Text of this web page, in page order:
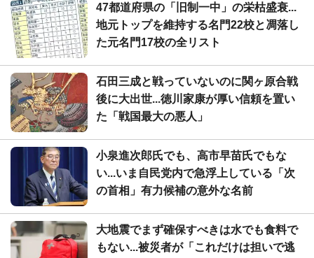
47都道府県の「旧制一中」の栄枯盛衰...
地元トップを維持する名門22校と凋落し
た元名門17校の全リスト
石田三成と戦っていないのに関ヶ原合戦
後に大出世...徳川家康が厚い信頼を置い
た「戦国最大の悪人」
小泉進次郎氏でも、高市早苗氏でもな
い...いま自民党内で急浮上している「次
の首相」有力候補の意外な名前
大地震でまず確保すべきは水でも食料で
もない...被災者が「これだけは担いで逃